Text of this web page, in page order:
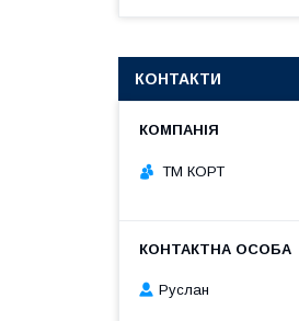
КОНТАКТИ
ТМ КОРТ
Руслан